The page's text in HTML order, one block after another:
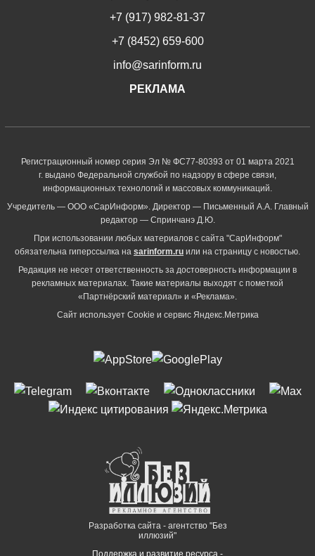
+7 (917) 982-81-37
+7 (8452) 659-600
info@sarinform.ru
РЕКЛАМА
Регистрационный номер серия Эл № ФС77-80393 от 01 марта 2021
г. выдано Федеральной службой по надзору в сфере связи,
информационных технологий и массовых коммуникаций.
Учредитель — ООО «СарИнформ». Директор — Письменный А.А. Главный
редактор — Спринчанэ Д.Ю.
При использовании любых материалов с сайта "СарИнформ"
обязательна гиперссылка на sarinform.ru или на страницу с новостью.
Редакция не несет ответственность за достоверность информации в
рекламных материалах. Такие материалы выходят с пометкой
«Партнёрский материал» и «Реклама».
Сайт использует Cookie и сервиc Яндекс.Метрика
Разработка сайта - агентство "Без
иллюзий"